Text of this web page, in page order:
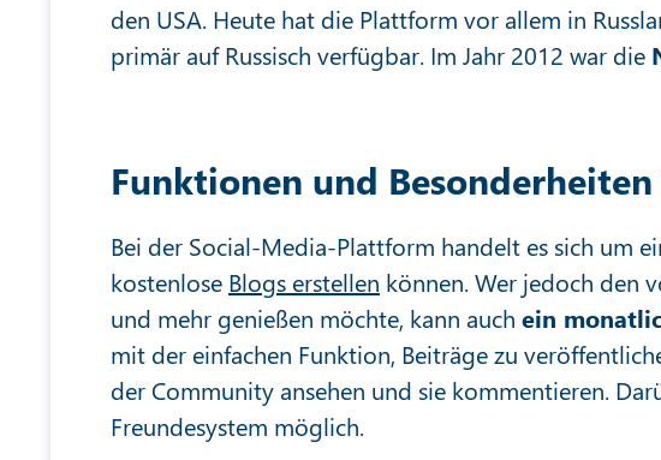
den USA. Heute hat die Plattform vor allem in
primär auf Russisch verfügbar. Im Jahr 2012 war die
Funktionen und
Bei der Social-Media-Plattform handelt es sich um
kostenlose Blogs erstellen können. Wer jedoch den
und mehr genießen möchte, kann auch ein
mit der einfachen Funktion, Beiträge zu
der Community ansehen und sie kommentieren.
Freundesystem möglich.